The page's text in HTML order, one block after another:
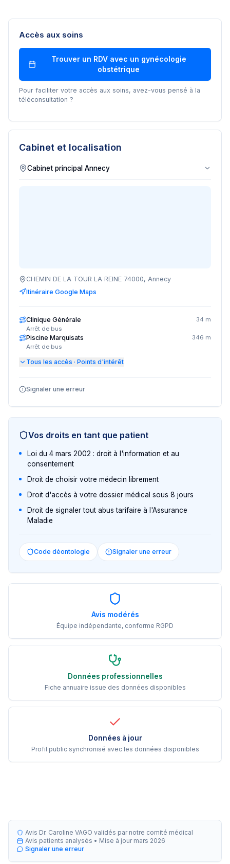
Accès aux soins
Trouver un RDV avec un gynécologie
obstétrique
Pour faciliter votre accès aux soins, avez-vous pensé à la
téléconsultation ?
Cabinet et localisation
CHEMIN DE LA TOUR LA REINE 74000, Annecy
Itinéraire Google Maps
Clinique Générale
Arrêt de bus
34 m
Piscine Marquisats
Arrêt de bus
346 m
Tous les accès · Points d'intérêt
Signaler une erreur
Vos droits en tant que patient
Loi du 4 mars 2002 : droit à l'information et au
consentement
Droit de choisir votre médecin librement
Droit d'accès à votre dossier médical sous 8 jours
Droit de signaler tout abus tarifaire à l'Assurance
Maladie
Code déontologie Signaler une erreur
Avis modérés
Équipe indépendante, conforme RGPD
Données professionnelles
Fiche annuaire issue des données disponibles
Données à jour
Profil public synchronisé avec les données disponibles
Avis Dr. Caroline VAGO validés par notre comité médical
Avis patients analysés • Mise à jour mars 2026
Signaler une erreur